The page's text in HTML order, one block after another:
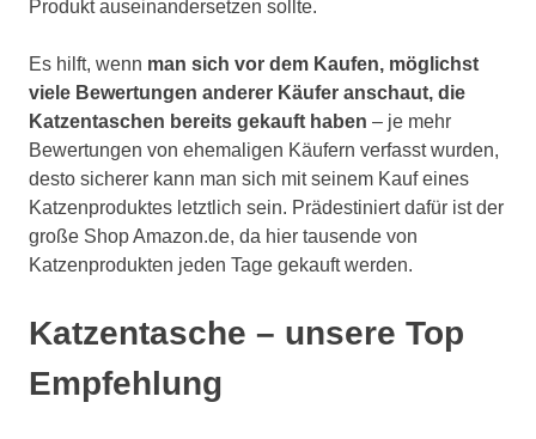
Produkt auseinandersetzen sollte.
Es hilft, wenn man sich vor dem Kaufen, möglichst
viele Bewertungen anderer Käufer anschaut, die
Katzentaschen bereits gekauft haben – je mehr
Bewertungen von ehemaligen Käufern verfasst wurden,
desto sicherer kann man sich mit seinem Kauf eines
Katzenproduktes letztlich sein. Prädestiniert dafür ist der
große Shop Amazon.de, da hier tausende von
Katzenprodukten jeden Tage gekauft werden.
Katzentasche – unsere Top
Empfehlung